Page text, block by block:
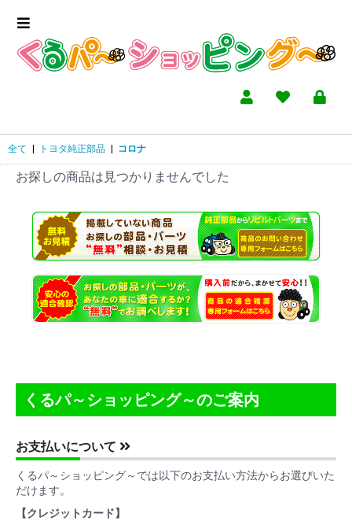
全て トヨタ純正部品 コロナ
お探しの商品は見つかりませんでした
くるパ～ショッピング～のご案内
お支払いについて
くるパ～ショッピング～では以下のお支払い方法からお選びいた
だけます。
【クレジットカード】